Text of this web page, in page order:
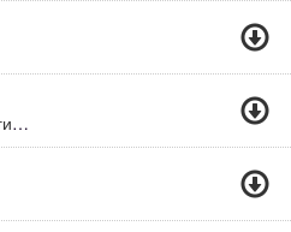
И Сново Водку На Могилках Пьют Кенты...